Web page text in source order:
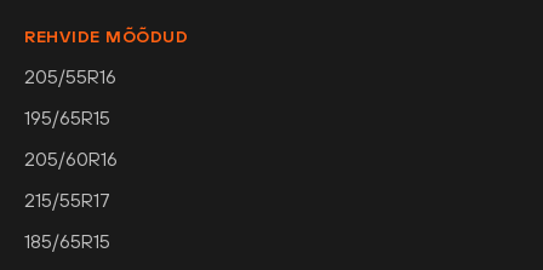
REHVIDE MÕÕDUD
205/55R16
195/65R15
205/60R16
215/55R17
185/65R15